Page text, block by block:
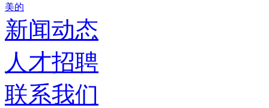
美的
新闻动态
人才招聘
联系我们